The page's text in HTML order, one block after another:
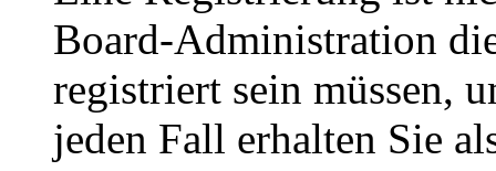
Board-Administration
registriert sein müssen,
jeden Fall erhalten Sie